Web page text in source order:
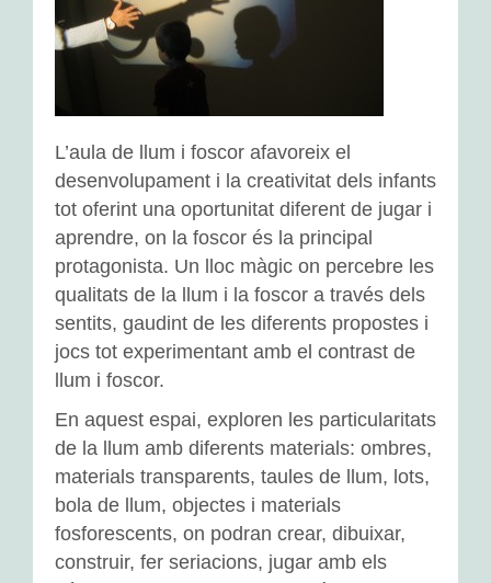
L’aula de llum i foscor afavoreix el
desenvolupament i la creativitat dels infants
tot oferint una oportunitat diferent de jugar i
aprendre, on la foscor és la principal
protagonista. Un lloc màgic on percebre les
qualitats de la llum i la foscor a través dels
sentits, gaudint de les diferents propostes i
jocs tot experimentant amb el contrast de
llum i foscor.
En aquest espai, exploren les particularitats
de la llum amb diferents materials: ombres,
materials transparents, taules de llum, lots,
bola de llum, objectes i materials
fosforescents, on podran crear, dibuixar,
construir, fer seriacions, jugar amb els